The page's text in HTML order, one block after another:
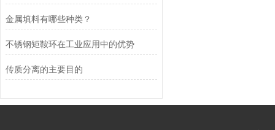
金属填料有哪些种类？
不锈钢矩鞍环在工业应用中的优势
传质分离的主要目的